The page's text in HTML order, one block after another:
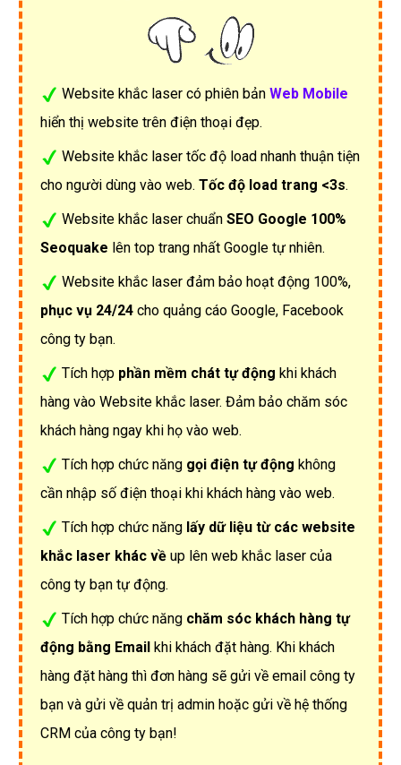
Website khắc laser có phiên bản Web Mobile
hiển thị website trên điện thoại đẹp.
Website khắc laser tốc độ load nhanh thuận tiện
cho người dùng vào web. Tốc độ load trang <3s.
Website khắc laser chuẩn SEO Google 100%
Seoquake lên top trang nhất Google tự nhiên.
Website khắc laser đảm bảo hoạt động 100%,
phục vụ 24/24 cho quảng cáo Google, Facebook
công ty bạn.
Tích hợp phần mềm chát tự động khi khách
hàng vào Website khắc laser. Đảm bảo chăm sóc
khách hàng ngay khi họ vào web.
Tích hợp chức năng gọi điện tự động không
cần nhập số điện thoại khi khách hàng vào web.
Tích hợp chức năng lấy dữ liệu từ các website
khắc laser khác về up lên web khắc laser của
công ty bạn tự động.
Tích hợp chức năng chăm sóc khách hàng tự
động bằng Email khi khách đặt hàng. Khi khách
hàng đặt hàng thì đơn hàng sẽ gửi về email công ty
bạn và gửi về quản trị admin hoặc gửi về hệ thống
CRM của công ty bạn!